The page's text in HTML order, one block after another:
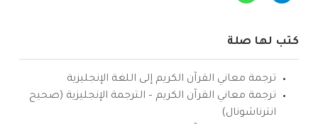
كتب لها صلة
ترجمة معاني القرآن الكريم إلى اللغة الإنجليزية
ترجمة معاني القرآن الكريم – الترجمة الإنجليزية (صحيح
انترناشونال)